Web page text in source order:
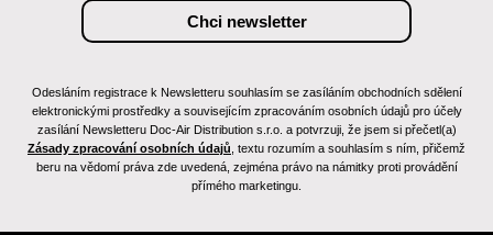
Odesláním registrace k Newsletteru souhlasím se zasíláním obchodních sdělení
elektronickými prostředky a souvisejícím zpracováním osobních údajů pro účely
zasílání Newsletteru Doc-Air Distribution s.r.o. a potvrzuji, že jsem si přečetl(a)
Zásady zpracování osobních údajů , textu rozumím a souhlasím s ním, přičemž
beru na vědomí práva zde uvedená, zejména právo na námitky proti provádění
přímého marketingu.